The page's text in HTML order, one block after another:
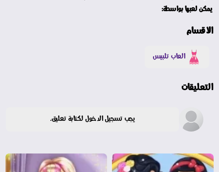
يمكن لعبها بواسطة:
الأقسام
العاب تلبيس
التعليقات
يجب تسجيل الدخول لكتابة تعليق.